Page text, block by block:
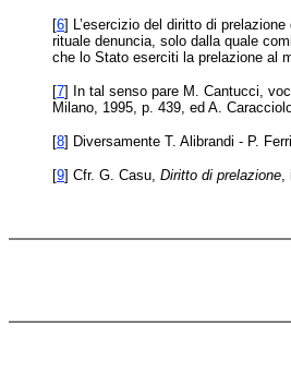
[6] L’esercizio del diritto di
rituale denuncia, solo dalla quale
che lo Stato eserciti la prelazione al
[7] In tal senso pare M. Cantucci,
Milano, 1995, p. 439, ed A.
[8] Diversamente T. Alibrandi - P.
[9] Cfr. G. Casu, Diritto di prelazione,